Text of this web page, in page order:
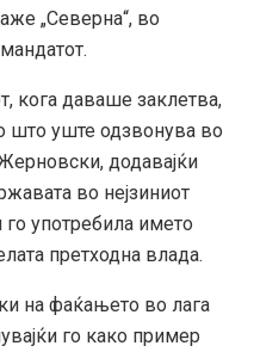
„Северна“, во
кога даваше заклетва,
што уште одзвонува во
додавајќи
во нејзиниот
употребила името
претходна влада.
на фаќањето во лага
го како пример